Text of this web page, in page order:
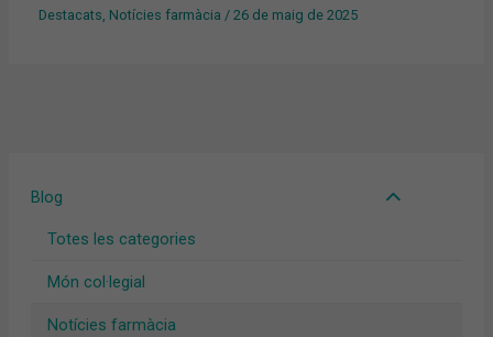
Blog
Totes les categories
Món col·legial
Notícies farmàcia
Destacats Notícies farmàcia /26 de maig de 2025